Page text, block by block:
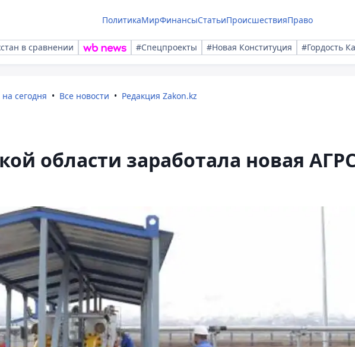
ПолитикаМирФинансыСтатьиПроисшествияПраво
в сравнении #Спецпроекты #Новая Конституция #Гордость
сегодня Все новости Редакция Zakon.kz
области заработала новая